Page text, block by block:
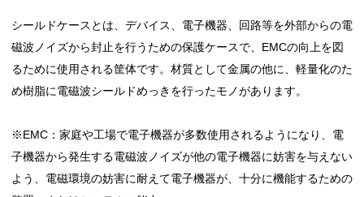
シールドケースとは、デバイス、電子機器、回路等を外部からの電
磁波ノイズから封止を行うための保護ケースで、EMCの向上を図
るために使用される筐体です。材質として金属の他に、軽量化のた
め樹脂に電磁波シールドめっきを行ったモノがあります。
※EMC：家庭や工場で電子機器が多数使用されるようになり、電
子機器から発生する電磁波ノイズが他の電子機器に妨害を与えない
よう、電磁環境の妨害に耐えて電子機器が、十分に機能するための